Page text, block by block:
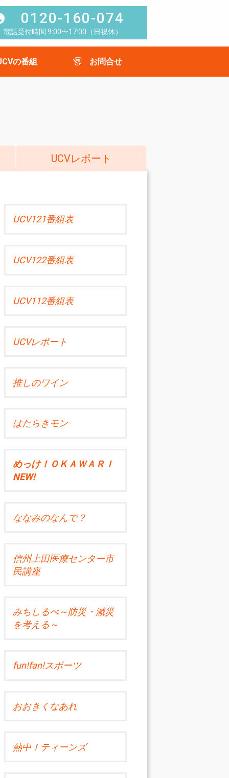
0120-160-074
電話受付時間 9:00〜17:00（日祝休）
の番組 お問合せ
UCVレポート
UCV121番組表
UCV122番組表
UCV112番組表
UCVレポート
推しのワイン
はたらきモン
めっけ！ＯＫＡＷＡＲＩ
NEW!
ななみのなんで？
信州上田医療センター市
民講座
みちしるべ～防災・減災
を考える～
fun!fan!スポーツ
おおきくなあれ
熱中！ティーンズ